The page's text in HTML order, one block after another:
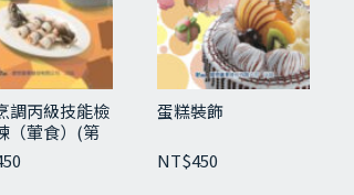
調丙級技能檢
（葷食）(第
蛋糕裝飾
NT$450